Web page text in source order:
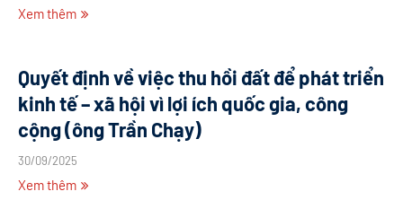
Xem thêm
Quyết định về việc thu hồi đất để phát triển
kinh tế – xã hội vì lợi ích quốc gia, công
cộng (ông Trần Chạy)
30/09/2025
Xem thêm